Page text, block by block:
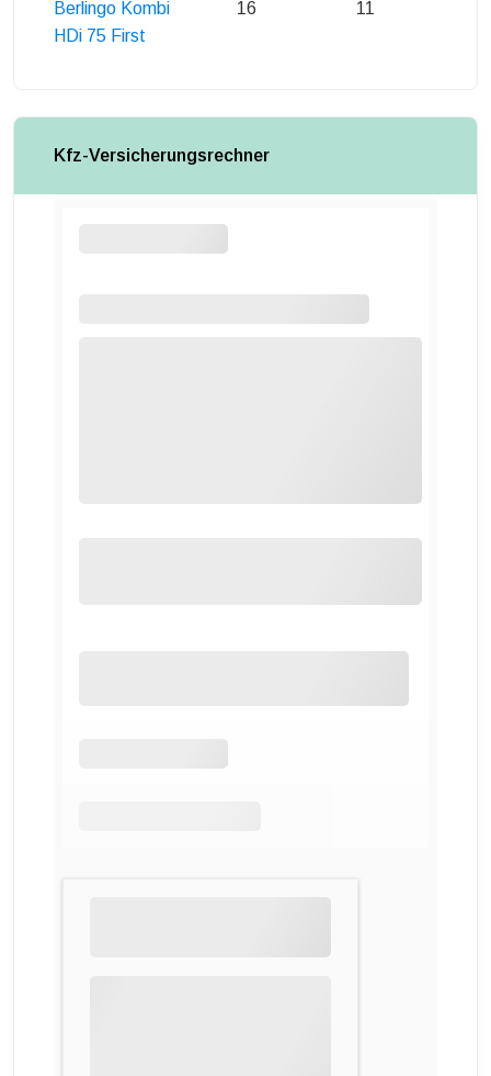
Berlingo Kombi
HDi 75 First
16 11
Kfz-Versicherungsrechner